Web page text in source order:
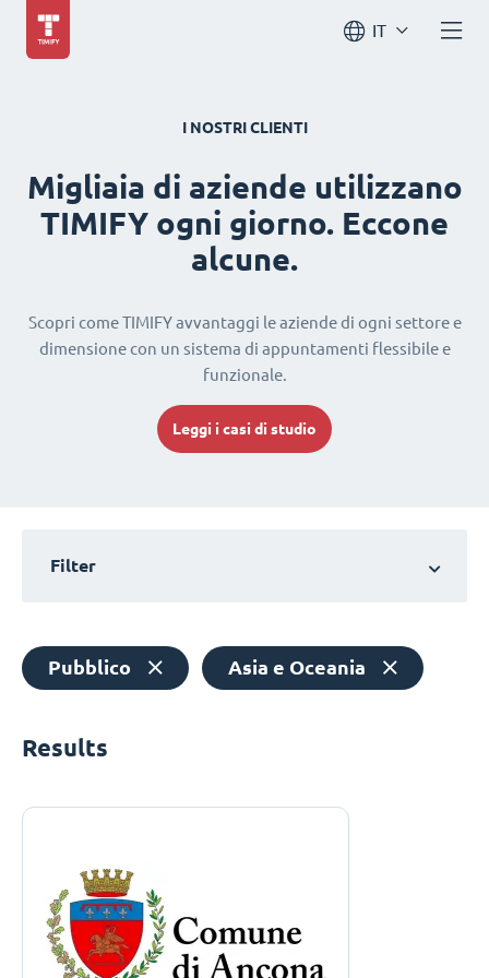
IT
I NOSTRI CLIENTI
Migliaia di aziende utilizzano
TIMIFY ogni giorno. Eccone
alcune.
Scopri come TIMIFY avvantaggi le aziende di ogni settore e
dimensione con un sistema di appuntamenti flessibile e
funzionale.
Leggi i casi di studio
Filter
Pubblico Asia e Oceania
Results